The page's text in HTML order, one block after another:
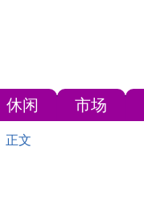
休闲 市场
正文